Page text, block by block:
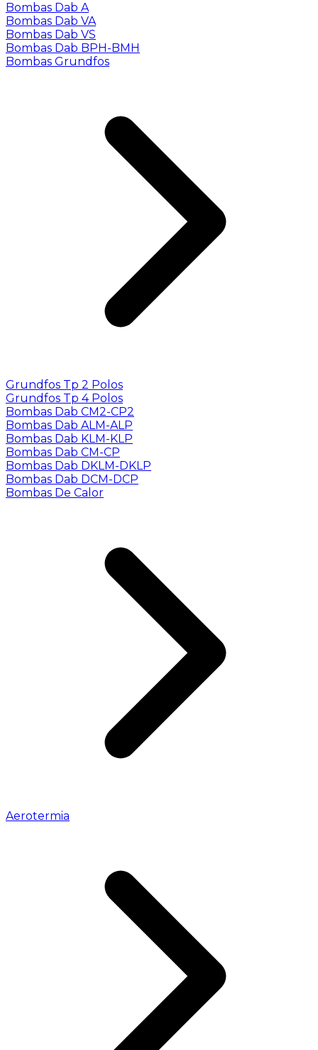
Bombas Dab A
Bombas Dab VA
Bombas Dab VS
Bombas Dab BPH-BMH
Bombas Grundfos
Grundfos Tp 2 Polos
Grundfos Tp 4 Polos
Bombas Dab CM2-CP2
Bombas Dab ALM-ALP
Bombas Dab KLM-KLP
Bombas Dab CM-CP
Bombas Dab DKLM-DKLP
Bombas Dab DCM-DCP
Bombas De Calor
Aerotermia